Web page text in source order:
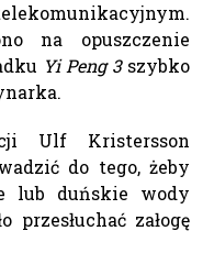
na opuszczenie
Yi Peng 3szybko
Ulf Kristersson
do tego, żeby
lub duńskie wody
załogę